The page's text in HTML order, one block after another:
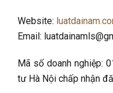
Website:
Email:
Mã số doanh nghiệp:
tư Hà Nội chấp nhận